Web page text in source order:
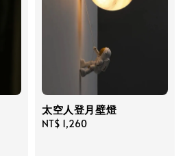
太空人登月壁燈
Regular
NT$ 1,260